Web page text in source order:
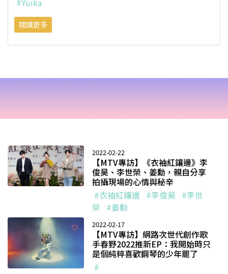
#Yuika
閱讀更多
2022-02-22
【MTV專訪】《衣袖紅鑲邊》李
俊昊、李世榮、姜勳，親自分享
拍攝現場的心情與秘辛
#衣袖紅鑲邊 #李俊昊 #李世
榮 #姜勳
2022-02-17
【MTV專訪】網路次世代創作歌
手春野2022推新EP：我開始時只
是個純粹喜歡鋼琴的少年罷了
#